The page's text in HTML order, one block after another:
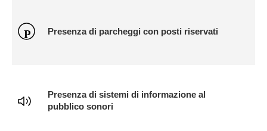
Presenza di parcheggi con posti riservati
Presenza di sistemi di informazione al
pubblico sonori